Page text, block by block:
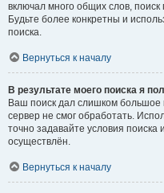
включал много общих слов,
Будьте более конкретны и
поиска.
Вернуться к началу
В результате моего поиска я
Ваш поиск дал слишком большое
сервер не смог обработать.
точно задавайте условия
осуществлён.
Вернуться к началу